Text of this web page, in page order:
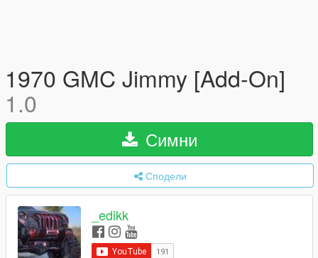
1970 GMC Jimmy [Add-On]
1.0
Симни
Сподели
_edikk